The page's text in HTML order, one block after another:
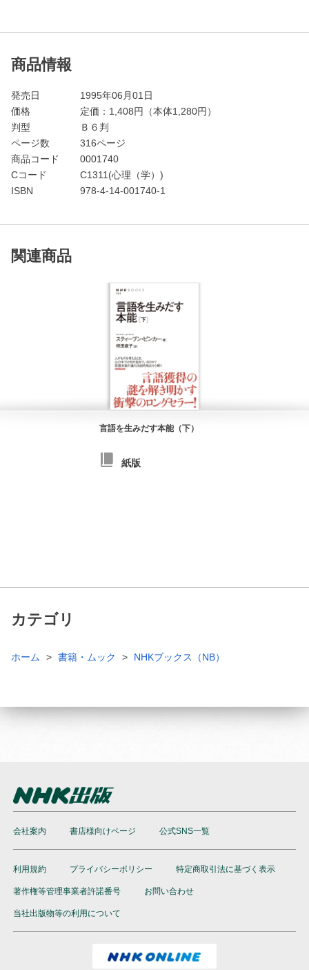
商品情報
発売日
1995年06月01日
価格
定価： 1,408円（本体1,280円）
判型
Ｂ６判
ページ数
316ページ
商品コード
0001740
Cコード
C1311(心理（学）)
ISBN
978-4-14-001740-1
関連商品
言語を生みだす本能（下）
紙版
カテゴリ
ホーム 書籍・ムック NHKブックス（NB）
会社案内 書店様向けページ 公式SNS一覧
利用規約 プライバシーポリシー 特定商取引法に基づく表示
著作権等管理事業者許諾番号 お問い合わせ
当社出版物等の利用について